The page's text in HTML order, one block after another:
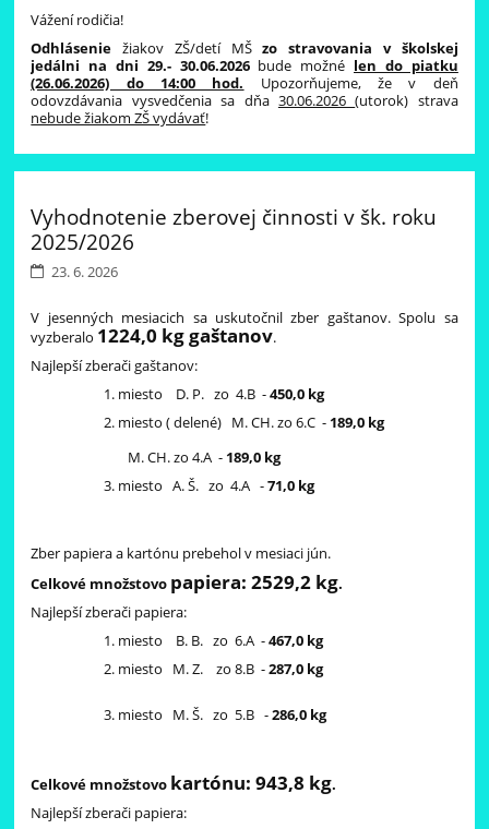
Vážení rodičia!
Odhlásenie žiakov ZŠ/detí MŠzo stravovania v školskej
jedálni na dni 29.- 30.06.2026bude možné len do piatku
(26.06.2026) do 14:00 hod. Upozorňujeme, že v deň
odovzdávania vysvedčenia sa dňa 30.06.2026(utorok) strava
nebude žiakom ZŠ vydávať!
Vyhodnotenie zberovej činnosti v šk. roku
2025/2026
23. 6. 2026
V jesenných mesiacich sa uskutočnil zber gaštanov. Spolu sa
vyzberalo 1224,0 kg gaštanov.
Najlepší zberači gaštanov:
miesto D. P. zo 4.B -450,0 kg
miesto ( delené) M. CH. zo 6.C - 189,0 kg
M. CH. zo 4.A - 189,0 kg
miesto A. Š. zo 4.A -71,0 kg
Zber papiera a kartónu prebehol v mesiaci jún.
Celkové množstovo papiera: 2529,2 kg.
Najlepší zberači papiera:
miesto B. B. zo 6.A -467,0 kg
miesto M. Z. zo 8.B -287,0 kg
miesto M. Š. zo 5.B -286,0 kg
Celkové množstovo kartónu: 943,8 kg.
Najlepší zberači papiera: